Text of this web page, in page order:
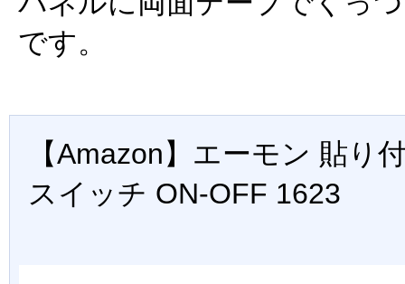
です。
【Amazon】エーモン 貼り
スイッチ ON-OFF 1623